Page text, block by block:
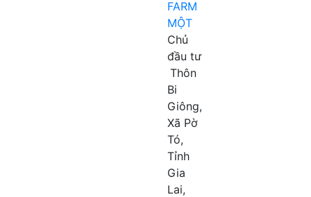
FARM
MỘT
Chủ
đầu tư
Thôn
Bi
Giông,
Xã Pờ
Tó,
Tỉnh
Gia
Lai,